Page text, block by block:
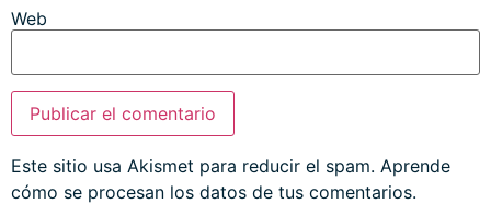
Web
Este sitio usa Akismet para reducir el spam. Aprende
cómo se procesan los datos de tus comentarios.